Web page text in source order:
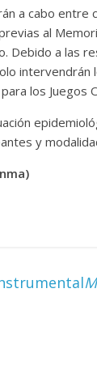
a cabo entre
al
Debido a las
intervendrán
los Juegos
y